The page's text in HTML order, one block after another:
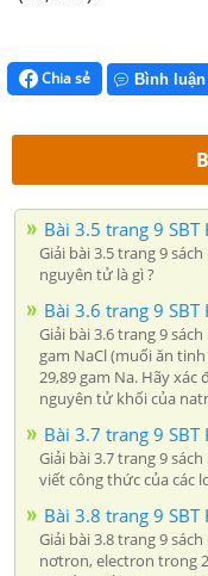
Chia sẻ Bình luận
Bài 3.5 trang 9 SBT
Giải bài 3.5 trang 9
nguyên tử là gì ?
Bài 3.6 trang 9 SBT
Giải bài 3.6 trang 9
gam NaCl (muối ăn
29,89 gam Na. Hãy
nguyên tử khối của
Bài 3.7 trang 9 SBT
Giải bài 3.7 trang 9
viết công thức của các
Bài 3.8 trang 9 SBT
Giải bài 3.8 trang 9
nơtron, electron trong